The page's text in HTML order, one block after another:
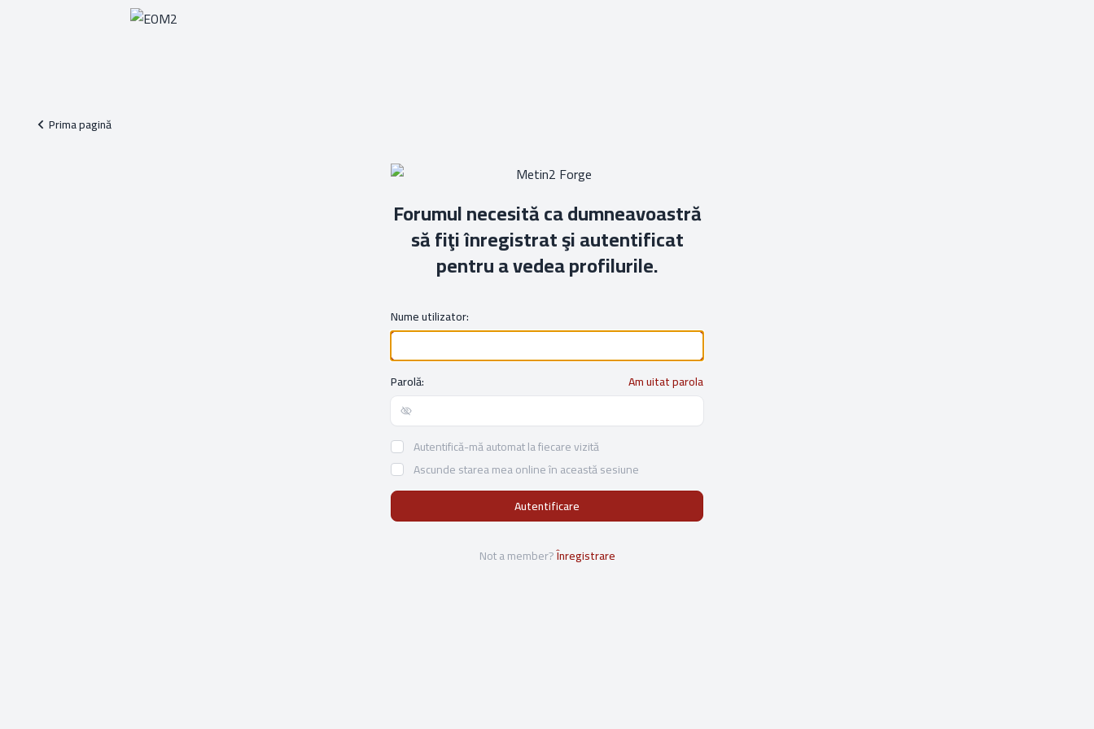
Prima pagină
Forumul necesită ca dumneavoastră
să fiţi înregistrat şi autentificat
pentru a vedea profilurile.
Nume utilizator:
Parolă: Am uitat parola
Show/hide password
Autentifică-mă automat la fiecare vizită
Ascunde starea mea online în această sesiune
Not a member?Înregistrare